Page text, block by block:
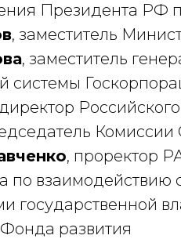
Президента РФ
, заместитель
, заместитель
системы
Российского
, проректор
по взаимодействию
развития